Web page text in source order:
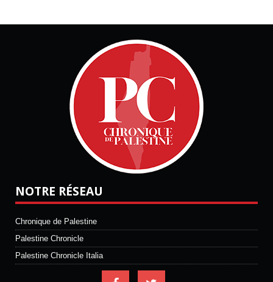
NOTRE RÉSEAU
Chronique de Palestine
Palestine Chronicle
Palestine Chronicle Italia